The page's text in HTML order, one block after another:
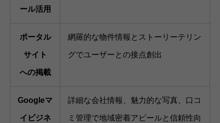
ール活用
ポータル
サイト
への掲載
網羅的な物件情報とストーリーテリン
グでユーザーとの接点創出
Googleマ
イビジネ
詳細な会社情報、魅力的な写真、口コ
ミ管理で地域密着アピールと信頼性向